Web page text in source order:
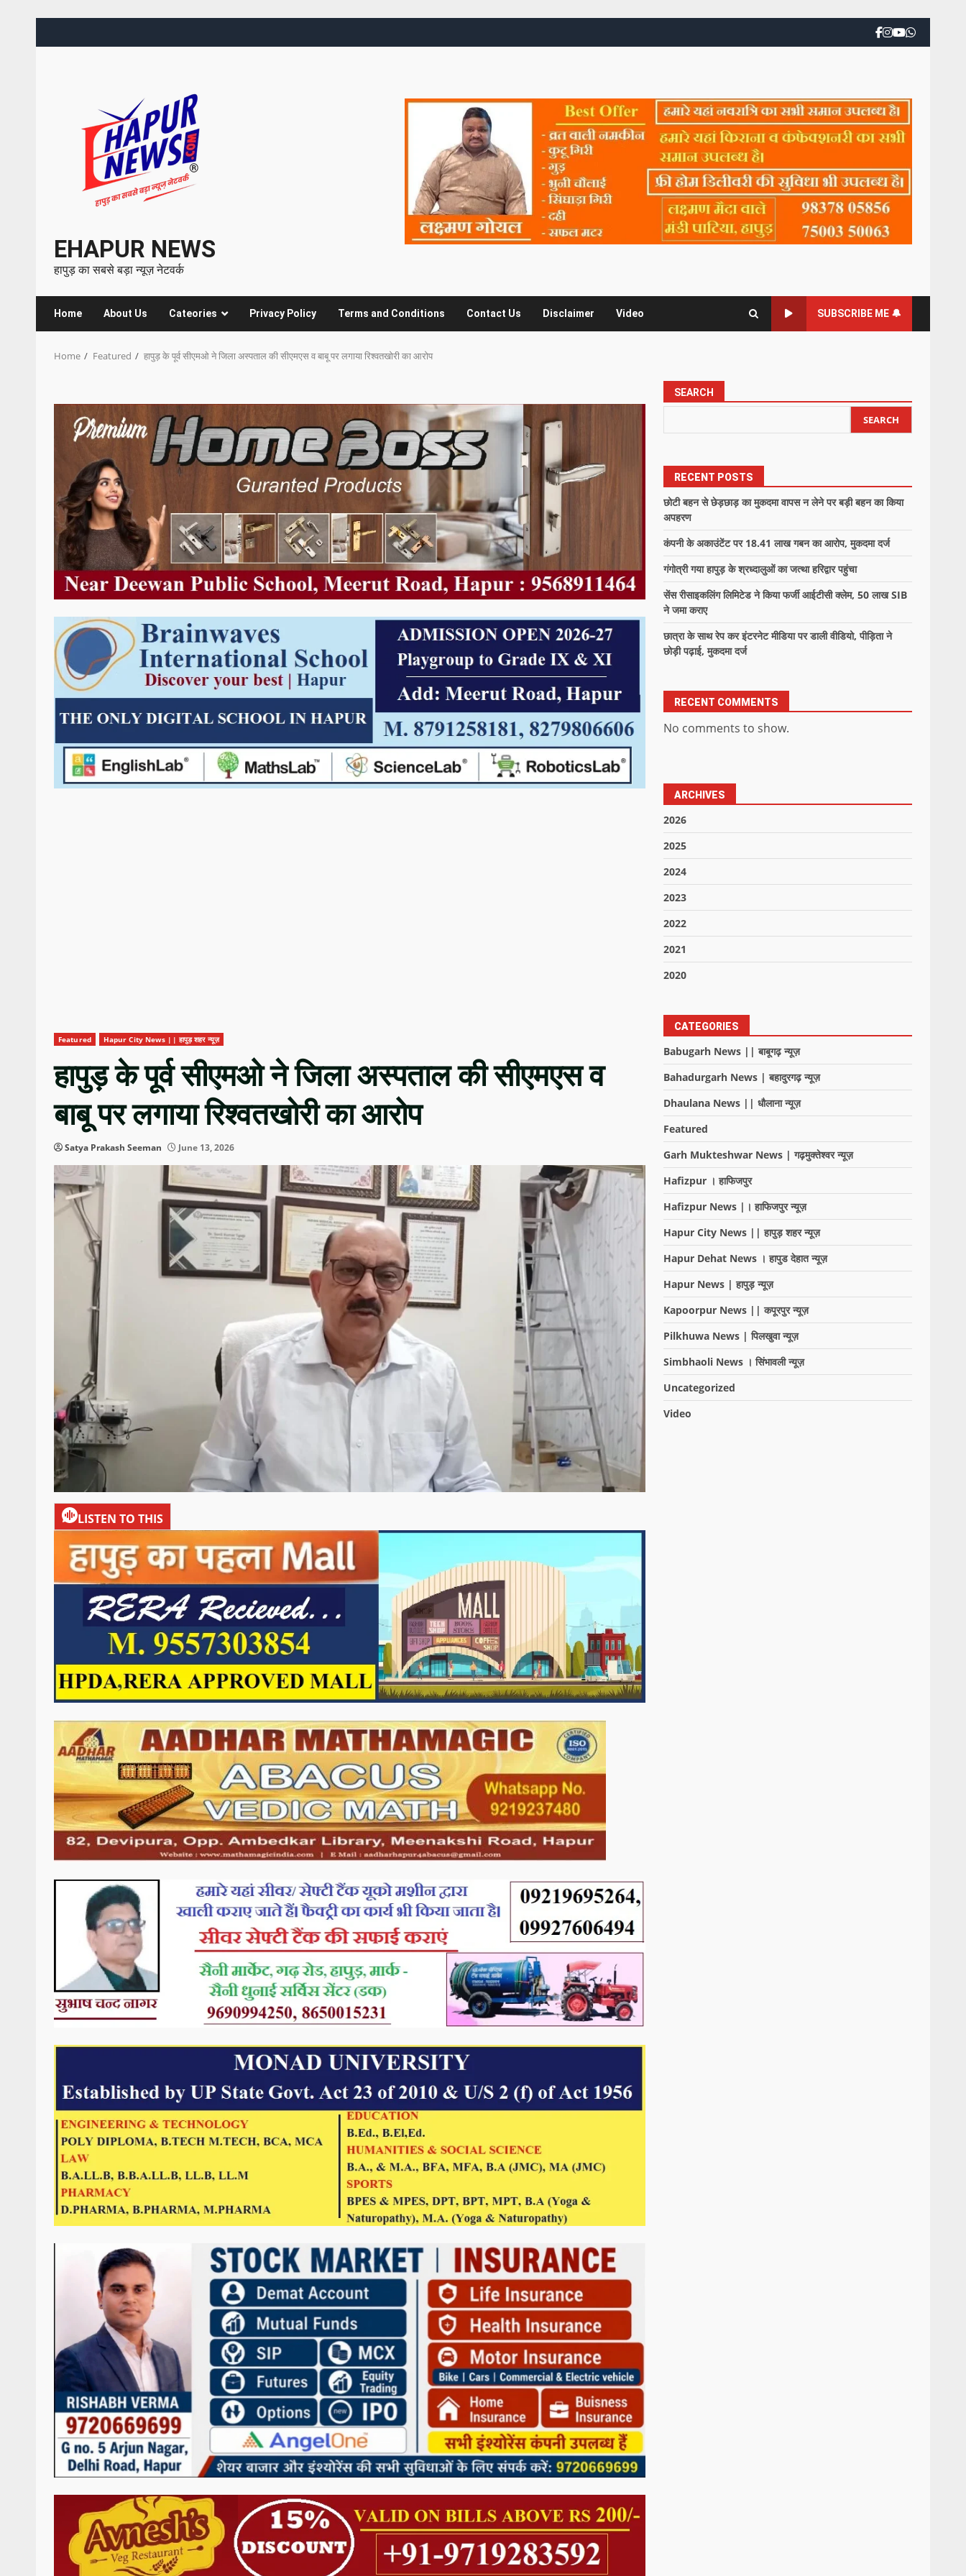
EHAPUR NEWS
हापुड़ का सबसे बड़ा न्यूज़ नेटवर्क
Home About Us Cateories Privacy Policy Terms and Conditions Contact Us Disclaimer Video SUBSCRIBE ME 🔔
Home Featured हापुड़ के पूर्व सीएमओ ने जिला अस्पताल की सीएमएस व बाबू पर लगाया रिश्वतखोरी का आरोप
Featured Hapur City News || हापुड़ शहर न्यूज़
हापुड़ के पूर्व सीएमओ ने जिला अस्पताल की सीएमएस व
बाबू पर लगाया रिश्वतखोरी का आरोप
Satya Prakash Seeman June 13, 2026
LISTEN TO THIS
SEARCH
SEARCH
RECENT POSTS
छोटी बहन से छेड़छाड़ का मुकदमा वापस न लेने पर बड़ी बहन का किया
अपहरण
कंपनी के अकाउंटेंट पर 18.41 लाख गबन का आरोप, मुकदमा दर्ज
गंगोत्री गया हापुड़ के श्रध्दालुओं का जत्था हरिद्वार पहुंचा
सेंस रीसाइकलिंग लिमिटेड ने किया फर्जी आईटीसी क्लेम, 50 लाख SIB
ने जमा कराए
छात्रा के साथ रेप कर इंटरनेट मीडिया पर डाली वीडियो, पीड़िता ने
छोड़ी पढ़ाई, मुकदमा दर्ज
RECENT COMMENTS
No comments to show.
ARCHIVES
2026
2025
2024
2023
2022
2021
2020
CATEGORIES
Babugarh News || बाबूगढ़ न्यूज़
Bahadurgarh News | बहादुरगढ़ न्यूज़
Dhaulana News || धौलाना न्यूज़
Featured
Garh Mukteshwar News | गढ़मुक्तेश्वर न्यूज़
Hafizpur । हाफिजपुर
Hafizpur News |। हाफिजपुर न्यूज़
Hapur City News || हापुड़ शहर न्यूज़
Hapur Dehat News । हापुड देहात न्यूज़
Hapur News | हापुड़ न्यूज़
Kapoorpur News || कपूरपुर न्यूज़
Pilkhuwa News | पिलखुवा न्यूज़
Simbhaoli News । सिंभावली न्यूज़
Uncategorized
Video